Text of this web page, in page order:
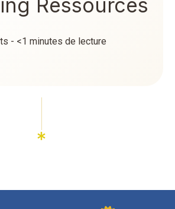
Ressources
- <1 minutes de lecture